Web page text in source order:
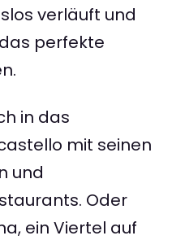
verläuft und
perfekte
in das
mit seinen
und
Oder
ein Viertel auf